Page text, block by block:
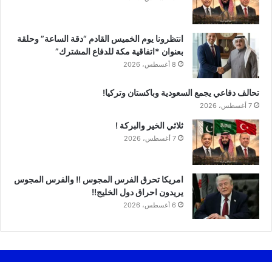
انتظرونا يوم الخميس القادم “دقة الساعة” وحلقة
بعنوان *اتفاقية مكة للدفاع المشترك”
8 أغسطس، 2026
تحالف دفاعي يجمع السعودية وباكستان وتركيا!
7 أغسطس، 2026
ثلاثي الخير والبركة !
7 أغسطس، 2026
امريكا تحرق الفرس المجوس !! والفرس المجوس
يريدون احراق دول الخليج!!
6 أغسطس، 2026